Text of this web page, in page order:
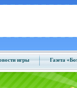
игры Газета